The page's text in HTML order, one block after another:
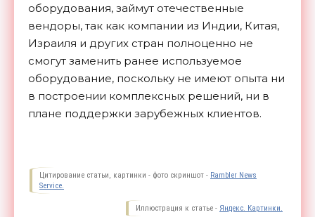
оборудования, займут отечественные
вендоры, так как компании из Индии, Китая,
Израиля и других стран полноценно не
смогут заменить ранее используемое
оборудование, поскольку не имеют опыта ни
в построении комплексных решений, ни в
плане поддержки зарубежных клиентов.
Цитирование статьи, картинки - фото скриншот - Rambler News
Service.
Иллюстрация к статье - Яндекс. Картинки.